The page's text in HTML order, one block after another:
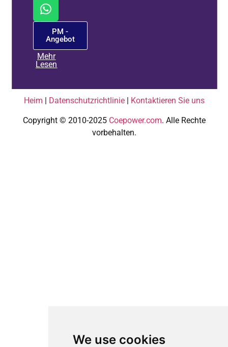
We use cookies
PM -
Angebot
Mehr
Lesen
Heim Datenschutzrichtlinie| Kontaktieren Sie uns
Copyright © 2010-2025 Coepower.com. Alle Rechte
vorbehalten.